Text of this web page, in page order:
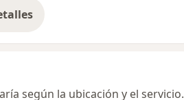
la dirección
según la ubicación y el servicio.